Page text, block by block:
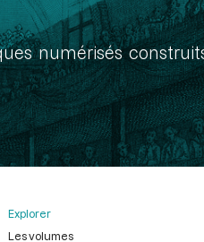
numérisés
Explorer
Les volumes